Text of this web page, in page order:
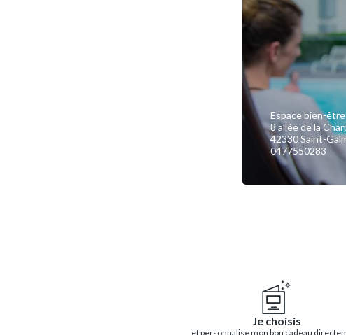
Espace bien-
8 allée de la
42330 Saint-
0477550283
Je choisis
et personnalise mon bon cadeau